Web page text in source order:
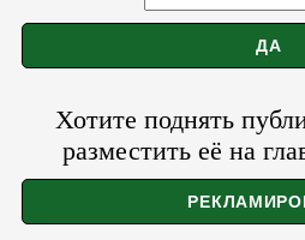
Хотите поднять
разместить её на